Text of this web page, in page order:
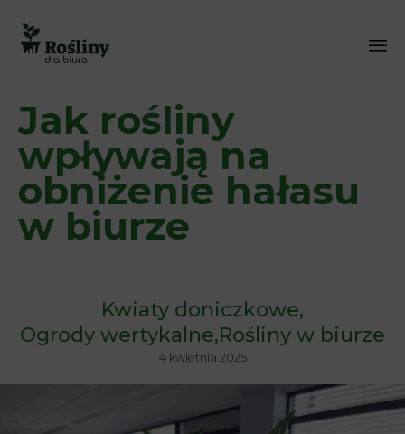
Jak rośliny
wpływają na
obniżenie hałasu
w biurze
Kwiaty doniczkowe
Ogrody wertykalne Rośliny w biurze
4 kwietnia 2025